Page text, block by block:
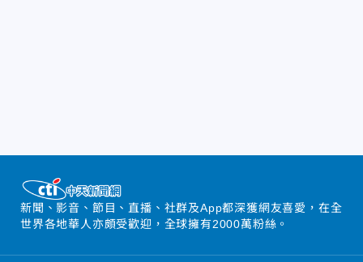
新聞、影音、節目、直播、社群及App都深獲網友喜愛，在全
世界各地華人亦頗受歡迎，全球擁有2000萬粉絲。